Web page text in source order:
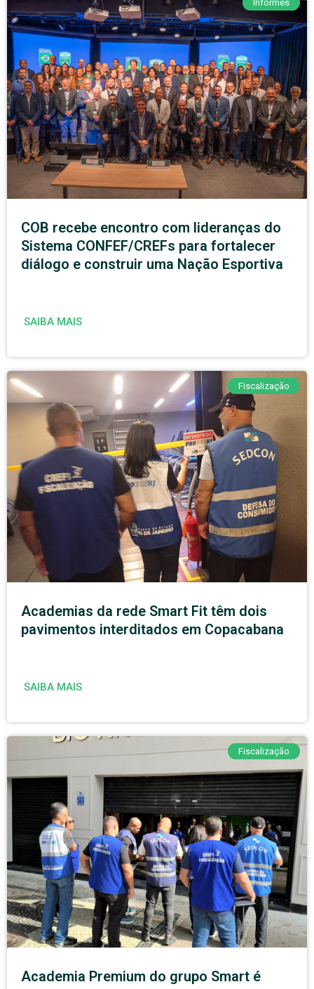
Informes
COB recebe encontro com lideranças do
Sistema CONFEF/CREFs para fortalecer
diálogo e construir uma Nação Esportiva
SAIBA MAIS
Fiscalização
Academias da rede Smart Fit têm dois
pavimentos interditados em Copacabana
SAIBA MAIS
Fiscalização
Academia Premium do grupo Smart é